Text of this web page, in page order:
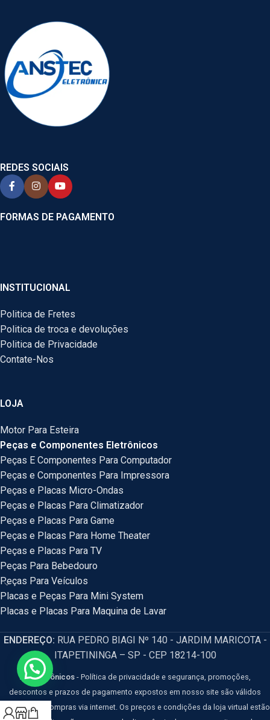
REDES SOCIAIS
FORMAS DE PAGAMENTO
INSTITUCIONAL
Politica de Fretes
Politica de troca e devoluções
Politica de Privacidade
Contate-Nos
LOJA
Motor Para Esteira
Peças e Componentes Eletrônicos
Peças E Componentes Para Computador
Peças e Componentes Para Impressora
Peças e Placas Micro-Ondas
Peças e Placas Para Climatizador
Peças e Placas Para Game
Peças e Placas Para Home Theater
Peças e Placas Para TV
Peças Para Bebedouro
Peças Para Veículos
Placas e Peças Para Mini System
Placas e Placas Para Maquina de Lavar
ENDEREÇO: RUA PEDRO BIAGI Nº 140 - JARDIM MARICOTA -
ITAPETININGA – SP - CEP 18214-100
HM Eletrônicos - Política de privacidade e segurança, promoções,
descontos e prazos de pagamento expostos em nosso site são válidos
apenas para compras via internet. Os preços e condições da loja virtual estão